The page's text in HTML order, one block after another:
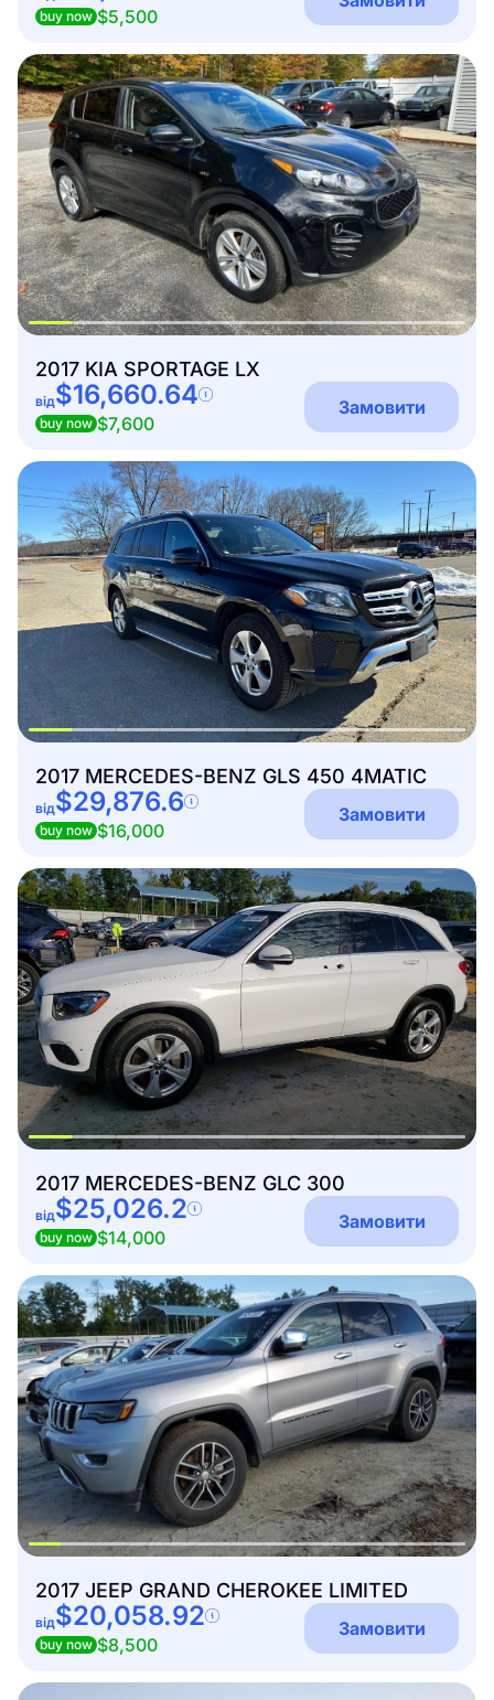
buy now $5,500
2017 KIA SPORTAGE LX
від$16,660.64
buy now $7,600
Замовити
2017 MERCEDES-BENZ GLS 450 4MATIC
від$29,876.6
buy now $16,000
Замовити
2017 MERCEDES-BENZ GLC 300
від$25,026.2
buy now $14,000
Замовити
2017 JEEP GRAND CHEROKEE LIMITED
від$20,058.92
buy now $8,500
Замовити